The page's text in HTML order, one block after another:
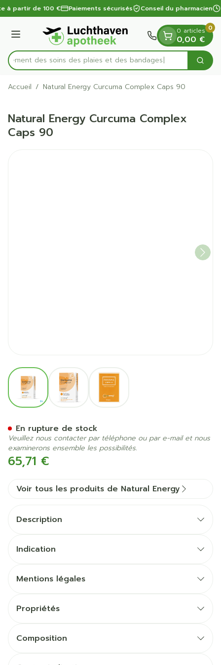
Aller au contenu
1 de 1
à partir de 100 € Paiements sécurisés Conseil du pharmacien
Menu
Rechercherdes soins des plaies et des bandages
0 articles
0,00 €
0
Accueil / Natural Energy Curcuma Complex Caps 90
Natural Energy Curcuma Complex
Caps 90
View larger imageView larger imageView larger image
65,71 €
En rupture de stock
Veuillez nous contacter par téléphone ou par e-mail et nous
examinerons ensemble les possibilités.
Voir tous les produits de Natural Energy
Description
Indication
Prestations sportives
Tendons et articulations
Mentions légales
Propriétés
Composition